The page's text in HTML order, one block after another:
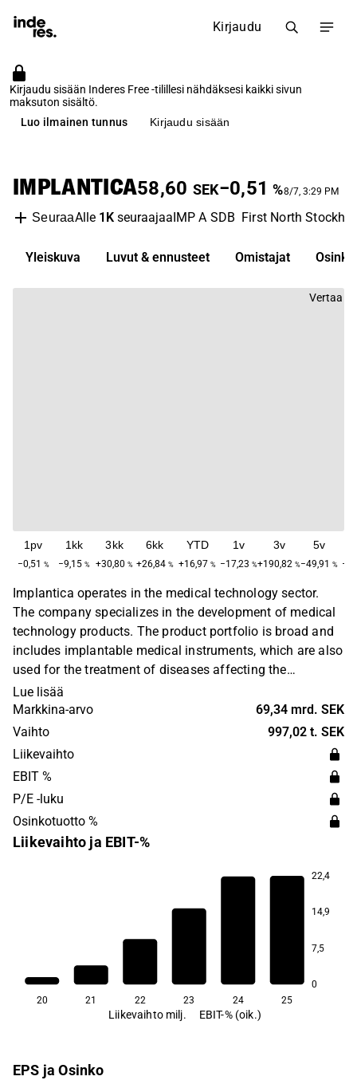
Kirjaudu
Kirjaudu sisään Inderes Free -tilillesi nähdäksesi kaikki sivun
maksuton sisältö.
Luo ilmainen tunnus
Kirjaudu sisään
IMPLANTICA58,60 SEK−0,51 %8/7, 3:29 PM
SeuraaAlle 1KseuraajaaIMP A SDB First North
Yleiskuva Luvut & ennusteet Omistajat Osinko
Vertaa
1pv
−0,51 %
1kk
−9,15 %
3kk
+30,80 %
6kk
+26,84 %
YTD
+16,97 %
1v
−17,23 %
3v
+190,82 %
5v
−49,91 %
Implantica operates in the medical technology sector.
The company specializes in the development of medical
technology products. The product portfolio is broad and
includes implantable medical instruments, which are also
used for the treatment of diseases affecting the
esophagus. In addition to the main business, related
ancillary services are offered, particularly focused on
eHealth. The business is operated globally with the
largest presence in North America and Europe.
Lue lisää
Markkina-arvo
69,34 mrd. SEK
Vaihto
997,02 t. SEK
Liikevaihto
EBIT %
P/E -luku
Osinkotuotto %
Liikevaihto ja EBIT-%
22,4
14,9
7,5
0
20
21 22 23 24 25
Liikevaihto milj. EBIT-% (oik.)
EPS ja Osinko